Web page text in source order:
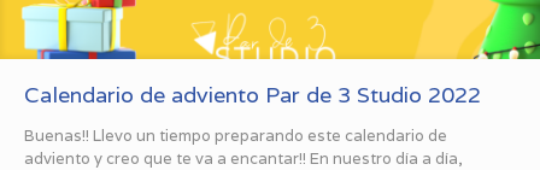
Calendario de adviento Par de 3 Studio 2022
Buenas!! Llevo un tiempo preparando este calendario de
adviento y creo que te va a encantar!! En nuestro día a día,